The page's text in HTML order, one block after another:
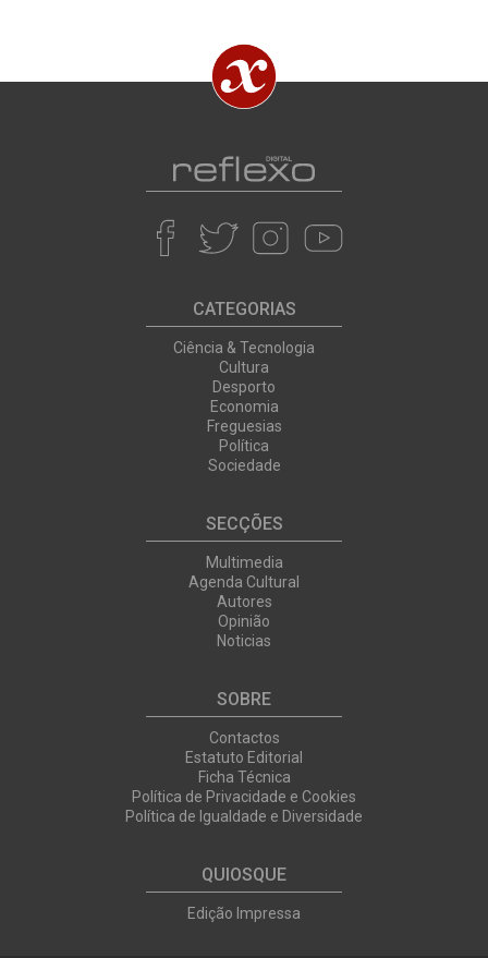
CATEGORIAS
Ciência & Tecnologia
Cultura
Desporto
Economia
Freguesias
Política
Sociedade
SECÇÕES
Multimedia
Agenda Cultural
Autores
Opinião
Noticias
SOBRE
Contactos
Estatuto Editorial
Ficha Técnica
Política de Privacidade e Cookies
Política de Igualdade e Diversidade
QUIOSQUE
Edição Impressa